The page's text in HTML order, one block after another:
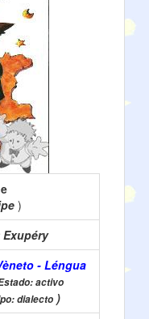
)
- Léngua
activo
dialecto )